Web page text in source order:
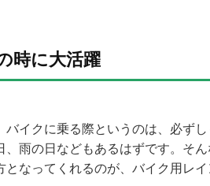
時に大活躍
バイクに乗る際というのは、必ず
、雨の日などもあるはずです。そ
なってくれるのが、バイク用レイ